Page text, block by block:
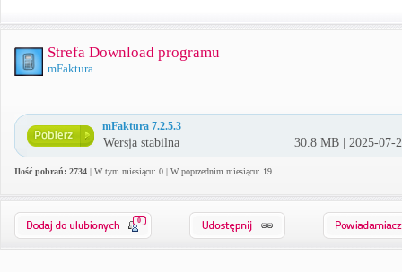
Strefa Download programu
mFaktura
mFaktura 7.2.5.3
Wersja stabilna 30.8 MB | 2025-07-
Ilość pobrań: 2734 | W tym miesiącu: 0 | W poprzednim miesiącu: 19
0